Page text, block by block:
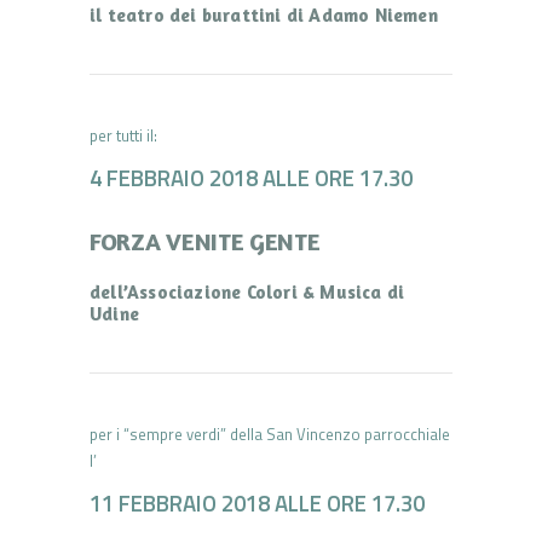
il teatro dei burattini di Adamo Niemen
per tutti il:
4 FEBBRAIO 2018 ALLE ORE 17.30
FORZA VENITE GENTE
dell’Associazione Colori & Musica di
Udine
per i “sempre verdi” della San Vincenzo parrocchiale
l’
11 FEBBRAIO 2018 ALLE ORE 17.30